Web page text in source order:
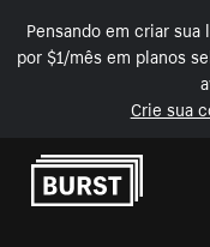
Pensando em criar
por $1/mês em planos
Crie sua
Pular para o conteúdo